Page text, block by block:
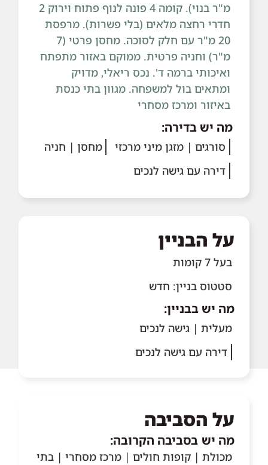
מ"ר בנוי). קומה 4 פונה לנוף פתוח וירוק 2
חדרי רחצה מלאים (בלי פשרות). מרפסת
20 מ"ר עם חלק לסוכה. מחסן פרטי (7
מ"ר) וחניה פרטית. ממוקם באזור מתפתח
ואיכותי ברמה ד'. נכס ריאלי, מדויק
ומתאים בול למשפחה. מגוון בתי כנסת
באיזור ומרכז מסחרי
מה יש בדירה:
סורגים | מזגן מיני מרכזי
מחסן | חניה
דירה עם גישה לנכים
על הבניין
בעל 7 קומות
סטטוס בניין: חדש
מה יש בבניין:
מעלית | גישה לנכים
דירה עם גישה לנכים
על הסביבה
מה יש בסביבה הקרובה:
מכולת | קופות חולים | מרכז מסחרי | בתי